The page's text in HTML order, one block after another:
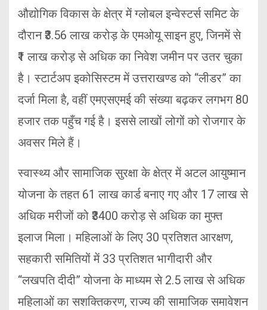
औद्योगिक विकास के क्षेत्र में ग्लोबल इन्वेस्टर्स समिट के
दौरान ₹3.56 लाख करोड़ के एमओयू साइन हुए, जिनमें से
₹1 लाख करोड़ से अधिक का निवेश जमीन पर उतर चुका
है। स्टार्टअप इकोसिस्टम में उत्तराखण्ड को “लीडर” का
दर्जा मिला है, वहीं एमएसएमई की संख्या बढ़कर लगभग 80
हजार तक पहुँच गई है। इससे लाखों लोगों को रोजगार के
अवसर मिले हैं।
स्वास्थ्य और सामाजिक सुरक्षा के क्षेत्र में अटल आयुष्मान
योजना के तहत 61 लाख कार्ड बनाए गए और 17 लाख से
अधिक मरीजों को ₹3400 करोड़ से अधिक का मुफ्त
इलाज मिला। महिलाओं के लिए 30 प्रतिशत आरक्षण,
सहकारी समितियों में 33 प्रतिशत भागीदारी और
“लखपति दीदी” योजना के माध्यम से 2.5 लाख से अधिक
महिलाओं का सशक्तिकरण, राज्य की सामाजिक समावेशन